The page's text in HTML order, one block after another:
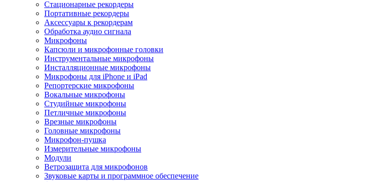
Стационарные рекордеры
Портативные рекордеры
Аксессуары к рекордерам
Обработка аудио сигнала
Микрофоны
Капсюли и микрофонные головки
Инструментальные микрофоны
Инсталляционные микрофоны
Микрофоны для iPhone и iPad
Репортерские микрофоны
Вокальные микрофоны
Студийные микрофоны
Петличные микрофоны
Врезные микрофоны
Головные микрофоны
Микрофон-пушка
Измерительные микрофоны
Модули
Ветрозащита для микрофонов
Звуковые карты и программное обеспечение